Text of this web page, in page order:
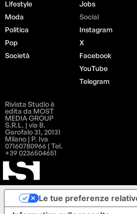
Lifestyle
Moda
Politica
Pop
Società
Jobs
Social
Instagram
X
Facebook
YouTube
Telegram
Rivista Studio è
edita da MOST
MEDIA GROUP
S.R.L. | via B.
Garofalo 31, 20131
Milano | P. Iva
07160780966 | Tel.
+39 0236504651
Le tue preferenze